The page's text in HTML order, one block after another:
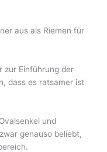
aus als Riemen für
zur Einführung der
dass es ratsamer ist
und
genauso beliebt,